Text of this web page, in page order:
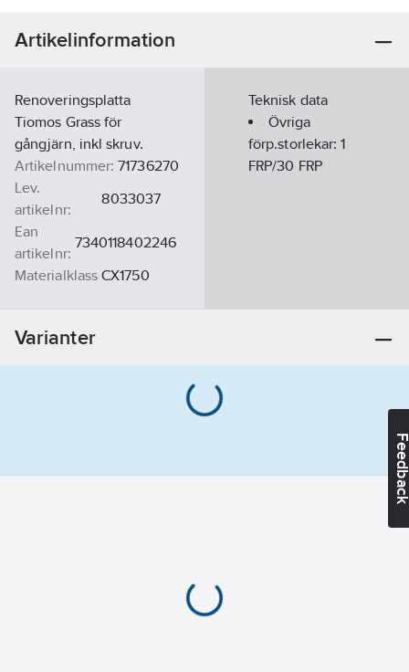
Artikelinformation
Renoveringsplatta
Tiomos Grass för
gångjärn, inkl skruv.
Artikelnummer: 71736270
Lev.
artikelnr:
8033037
Ean
artikelnr:
7340118402246
Materialklass CX1750
Teknisk data
Övriga
förp.storlekar:1
FRP/30 FRP
Varianter